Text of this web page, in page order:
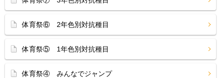
体育祭⑥ 2年色別対抗種目
体育祭⑤ 1年色別対抗種目
体育祭④ みんなでジャンプ